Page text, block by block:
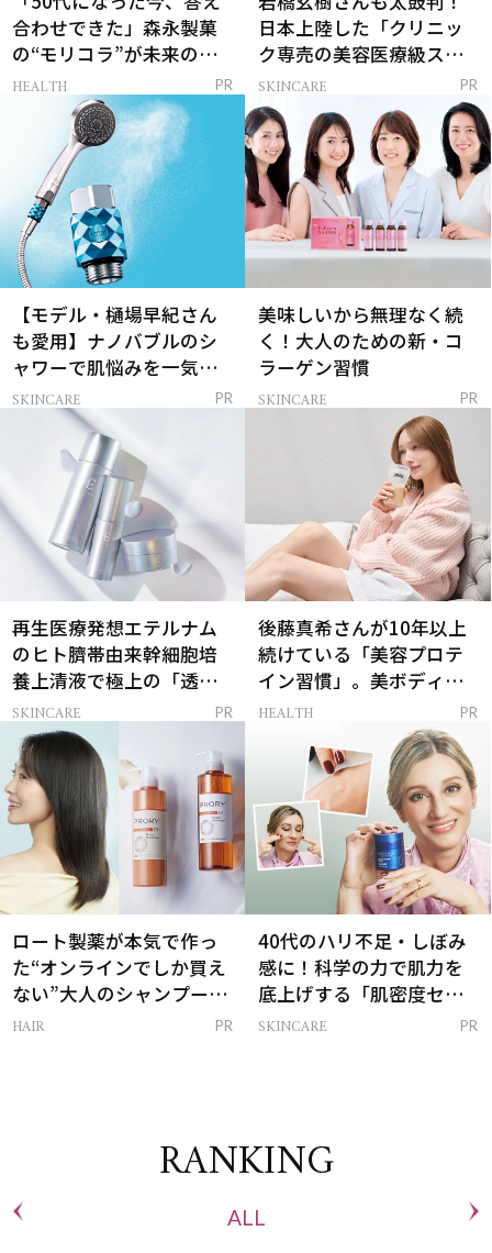
合わせできた」森永製菓
の“モリコラ”が未来のキ
レイを連れてくる！
HEALTH PR
日本上陸した「クリニッ
ク専売の美容医療級スキ
ンケア」
SKINCARE PR
【モデル・樋場早紀さん
も愛用】ナノバブルのシ
ャワーで肌悩みを一気に
解決
SKINCARE PR
美味しいから無理なく続
く！大人のための新・コ
ラーゲン習慣
SKINCARE PR
再生医療発想エテルナム
のヒト臍帯由来幹細胞培
養上清液で極上の「透明
感ハリ肌」へ
SKINCARE PR
後藤真希さんが10年以上
続けている「美容プロテ
イン習慣」。美ボディを
支える朝ルーティンと
HEALTH PR
ロート製薬が本気で作っ
た“オンラインでしか買え
ない”大人のシャンプー＆
トリートメントって？
HAIR PR
40代のハリ不足・しぼみ
感に！科学の力で肌力を
底上げする「肌密度セラ
ム」
SKINCARE PR
RANKING
ALL